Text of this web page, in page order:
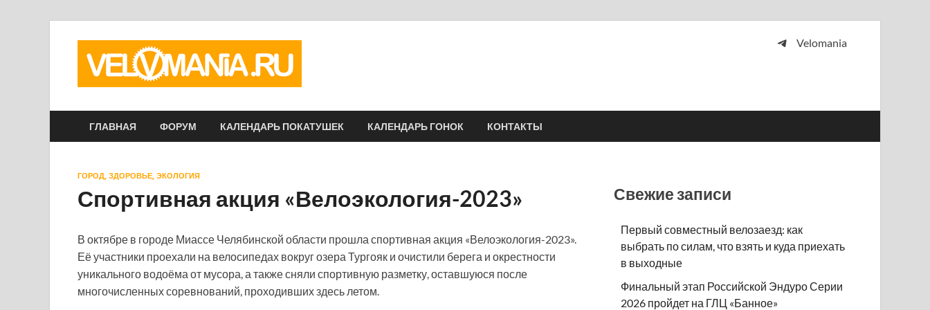
Velomania
ГЛАВНАЯ ФОРУМ КАЛЕНДАРЬ ПОКАТУШЕК КАЛЕНДАРЬ ГОНОК КОНТАКТЫ
ГОРОД, ЗДОРОВЬЕ, ЭКОЛОГИЯ
Спортивная акция «Велоэкология-2023»
В октябре в городе Миассе Челябинской области прошла спортивная акция «Велоэкология-2023».
Её участники проехали на велосипедах вокруг озера Тургояк и очистили берега и окрестности
уникального водоёма от мусора, а также сняли спортивную разметку, оставшуюся после
многочисленных соревнований, проходивших здесь летом.
Свежие записи
Первый совместный велозаезд: как
выбрать по силам, что взять и куда приехать
в выходные
Финальный этап Российской Эндуро Серии
2026 пройдет на ГЛЦ «Банное»